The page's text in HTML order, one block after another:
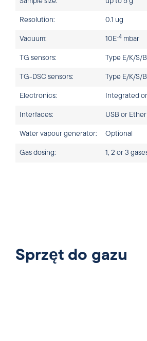
Resolution: 0.1 ug
Vacuum: 10E-4 mbar
TG sensors: Type E/K/S/
TG-DSC sensors: Type E/K/S/
Electronics: Integrated
Interfaces: USB or
Water vapour generator: Optional
Gas dosing: 1, 2 or 3
Sprzęt do gazu